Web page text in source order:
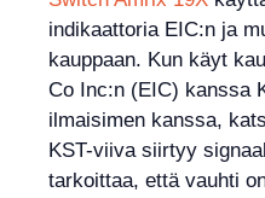
indikaattoria EIC:n ja
kauppaan. Kun käyt
Co Inc:n (EIC) kanssa
ilmaisimen kanssa,
KST-viiva siirtyy
tarkoittaa, että vauhti